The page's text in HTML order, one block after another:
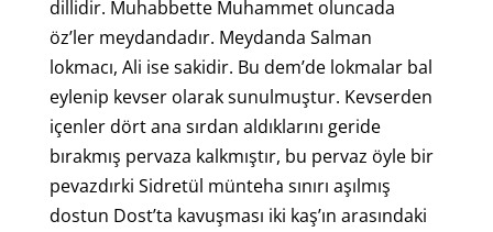
dillidir. Muhabbette Muhammet oluncada
öz’ler meydandadır. Meydanda Salman
lokmacı, Ali ise sakidir. Bu dem’de lokmalar bal
eylenip kevser olarak sunulmuştur. Kevserden
içenler dört ana sırdan aldıklarını geride
bırakmış pervaza kalkmıştır, bu pervaz öyle bir
pevazdırki Sidretül münteha sınırı aşılmış
dostun Dost’ta kavuşması iki kaş’ın arasındaki